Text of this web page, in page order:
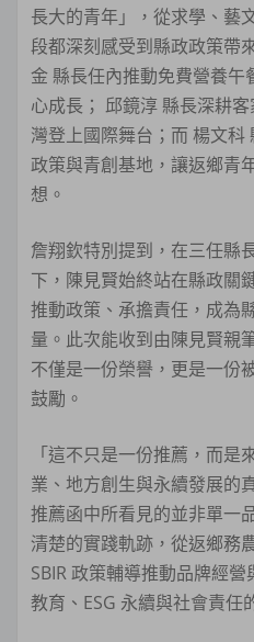
長大的青年」，從求學、藝
段都深刻感受到縣政政策帶
金 縣長任內推動免費營養午
心成長； 邱鏡淳 縣長深耕
灣登上國際舞台；而 楊文
政策與青創基地，讓返鄉青
想。
詹翔欽特別提到，在三任縣
下，陳見賢始終站在縣政關
推動政策、承擔責任，成為
量。此次能收到由陳見賢親
不僅是一份榮譽，更是一份
鼓勵。
「這不只是一份推薦，而
業、地方創生與永續發展的
推薦函中所看見的並非單一
清楚的實踐軌跡，從返鄉務
SBIR 政策輔導推動品牌經
教育、ESG 永續與社會責任